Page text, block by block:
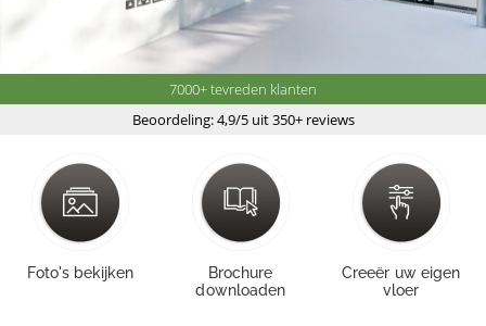
Foto's bekijken
Brochure
downloaden
Creeër uw eigen
vloer
7000+ tevreden klanten
Beoordeling: 4,9/5 uit 350+ reviews